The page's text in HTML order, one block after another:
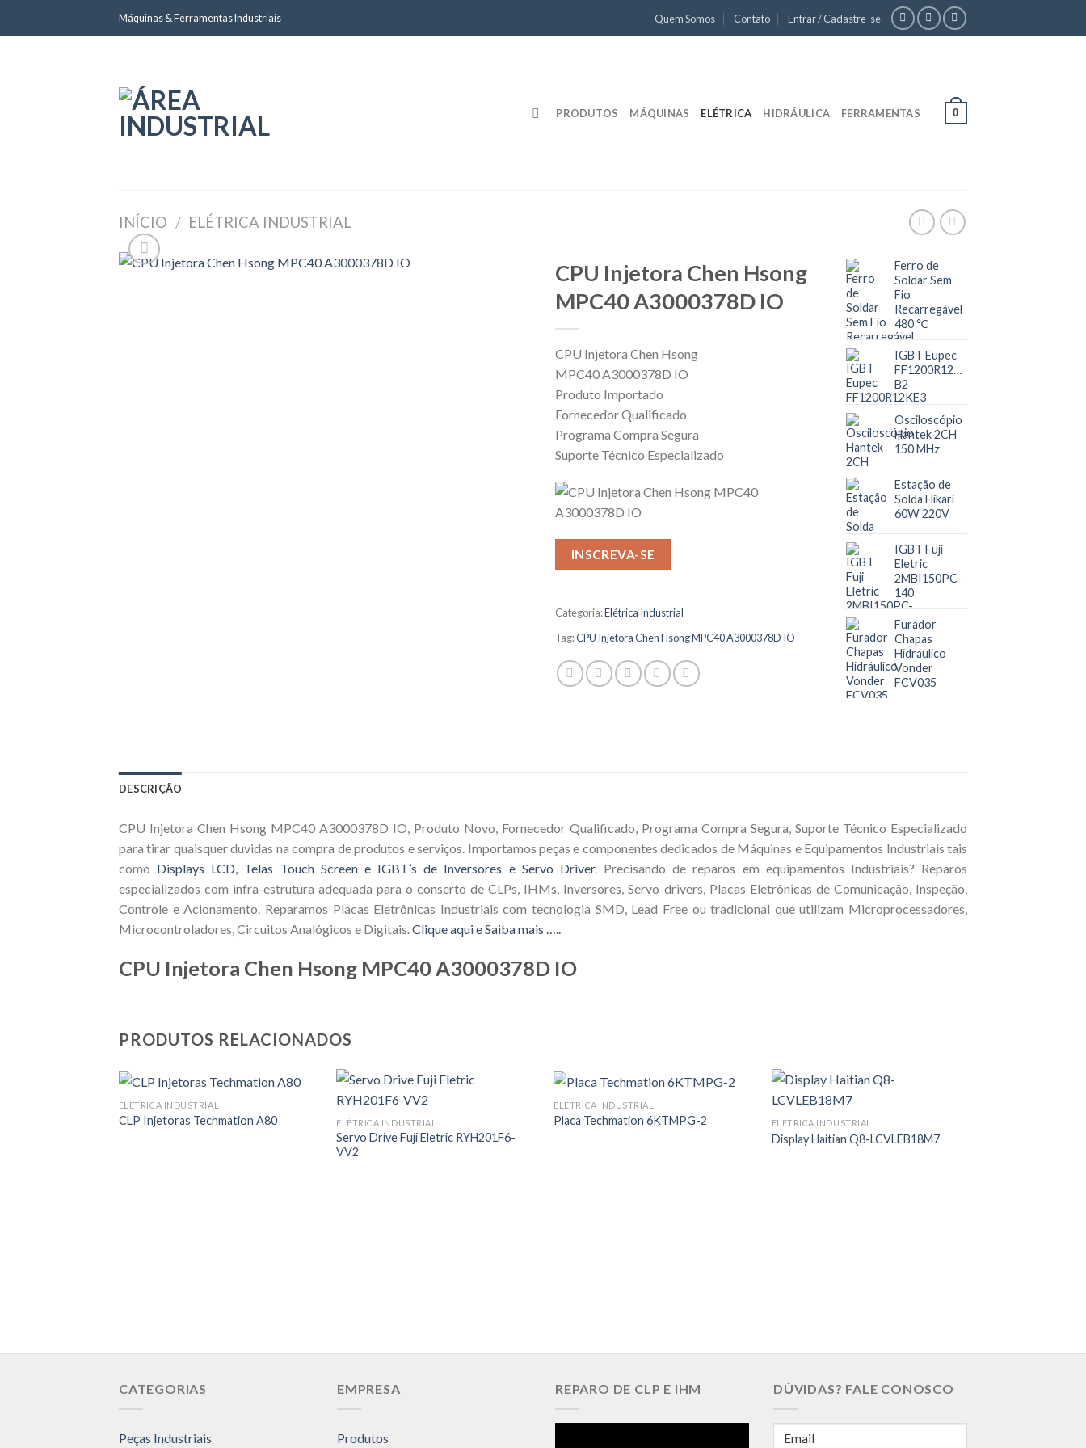
Máquinas & Ferramentas Industriais Quem Somos Contato Entrar / Cadastre-se
PRODUTOS MÁQUINAS ELÉTRICA HIDRÁULICA FERRAMENTAS 0
INÍCIO / ELÉTRICA INDUSTRIAL
CPU Injetora Chen Hsong
MPC40 A3000378D IO
CPU Injetora Chen Hsong
MPC40 A3000378D IO
Produto Importado
Fornecedor Qualificado
Programa Compra Segura
Suporte Técnico Especializado
INSCREVA-SE
Categoria:Elétrica Industrial
Tag:CPU Injetora Chen Hsong MPC40 A3000378D IO
Ferro de
Soldar Sem
Fio
Recarregável
480 ℃
IGBT Eupec
FF1200R12KE3
B2
Osciloscópio
Hantek 2CH
150 MHz
Estação de
Solda Hikari
60W 220V
IGBT Fuji
Eletric
2MBI150PC-
140
Furador
Chapas
Hidráulico
Vonder
FCV035
DESCRIÇÃO
CPU Injetora Chen Hsong MPC40 A3000378D IO, Produto Novo, Fornecedor Qualificado, Programa Compra Segura, Suporte Técnico Especializado
para tirar quaisquer duvidas na compra de produtos e serviços. Importamos peças e componentes dedicados de Máquinas e Equipamentos Industriais tais
como Displays LCD, Telas Touch Screen e IGBT’s de Inversores e Servo Driver. Precisando de reparos em equipamentos Industriais? Reparos
especializados com infra-estrutura adequada para o conserto de CLPs, IHMs, Inversores, Servo-drivers, Placas Eletrônicas de Comunicação, Inspeção,
Controle e Acionamento. Reparamos Placas Eletrônicas Industriais com tecnologia SMD, Lead Free ou tradicional que utilizam Microprocessadores,
Microcontroladores, Circuitos Analógicos e Digitais. Clique aqui e Saiba mais …..
CPU Injetora Chen Hsong MPC40 A3000378D IO
PRODUTOS RELACIONADOS
ELÉTRICA INDUSTRIAL
CLP Injetoras Techmation A80 ELÉTRICA INDUSTRIAL
Servo Drive Fuji Eletric RYH201F6-
VV2
ELÉTRICA INDUSTRIAL
Placa Techmation 6KTMPG-2 ELÉTRICA INDUSTRIAL
Display Haitian Q8-LCVLEB18M7
CATEGORIAS
Peças Industriais
EMPRESA
Produtos
REPARO DE CLP E IHM DÚVIDAS? FALE CONOSCO